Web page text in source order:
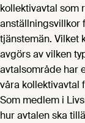
kollektivavtal som
anställningsvillkor
tjänstemän. Vilket
avgörs av vilken
avtalsområde har
våra kollektivavtal
Som medlem i
hur avtalen ska